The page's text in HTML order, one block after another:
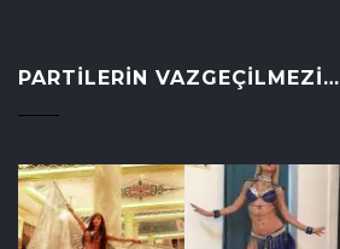
PARTILERIN VAZGEÇILMEZI…